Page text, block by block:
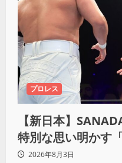
プロレス
【新日本】
特別な思い明かす
響きました」
2026年8月3日